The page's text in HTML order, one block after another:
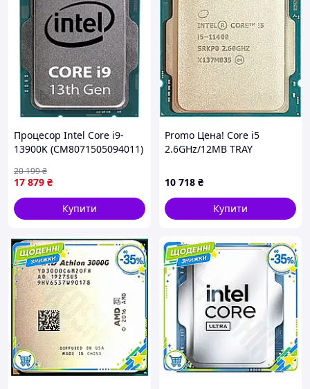
Процесор Intel Core i9-
13900K (CM8071505094011)
17 879 ₴
20 199₴
Купити
Promo Цена! Core i5
2.6GHz/12MB TRAY
только на ZaGrosh.com.ua
10 718 ₴
Купити